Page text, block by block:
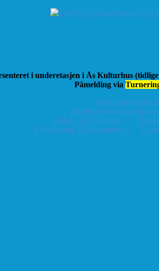
i underetasjen i Ås Kulturhus
Påmelding via
Høstturneringen
Klubbmesterskap
FolloLyn 27. august
FolloHurtig 24. september